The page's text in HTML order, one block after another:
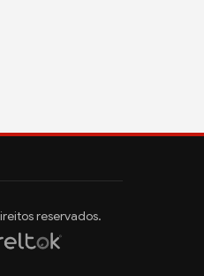
reservados.